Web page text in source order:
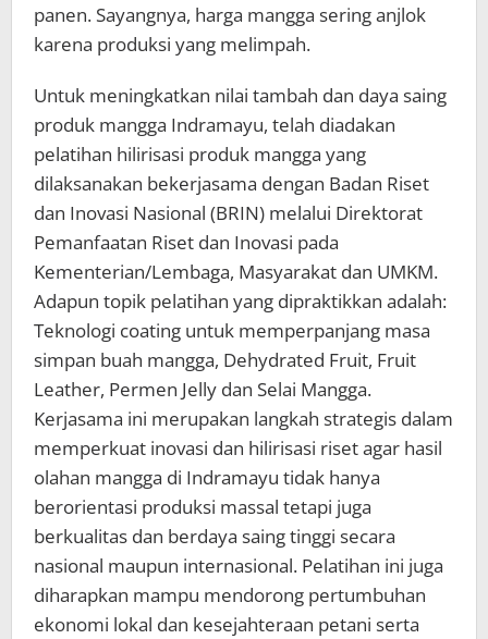
panen. Sayangnya, harga mangga sering anjlok
karena produksi yang melimpah.
Untuk meningkatkan nilai tambah dan daya saing
produk mangga Indramayu, telah diadakan
pelatihan hilirisasi produk mangga yang
dilaksanakan bekerjasama dengan Badan Riset
dan Inovasi Nasional (BRIN) melalui Direktorat
Pemanfaatan Riset dan Inovasi pada
Kementerian/Lembaga, Masyarakat dan UMKM.
Adapun topik pelatihan yang dipraktikkan adalah:
Teknologi coating untuk memperpanjang masa
simpan buah mangga, Dehydrated Fruit, Fruit
Leather, Permen Jelly dan Selai Mangga.
Kerjasama ini merupakan langkah strategis dalam
memperkuat inovasi dan hilirisasi riset agar hasil
olahan mangga di Indramayu tidak hanya
berorientasi produksi massal tetapi juga
berkualitas dan berdaya saing tinggi secara
nasional maupun internasional. Pelatihan ini juga
diharapkan mampu mendorong pertumbuhan
ekonomi lokal dan kesejahteraan petani serta